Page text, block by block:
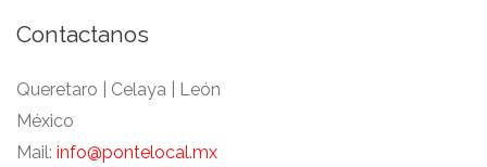
Contactanos
Queretaro | Celaya | León
México
Mail: info@pontelocal.mx